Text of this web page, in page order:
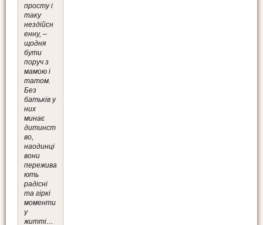
просту і
таку
нездійсн
енну, –
щодня
бути
поруч з
мамою і
татом.
Без
батьків у
них
минає
дитинст
во,
наодинці
вони
пережива
ють
радісні
та гіркі
моменти
у
житті…